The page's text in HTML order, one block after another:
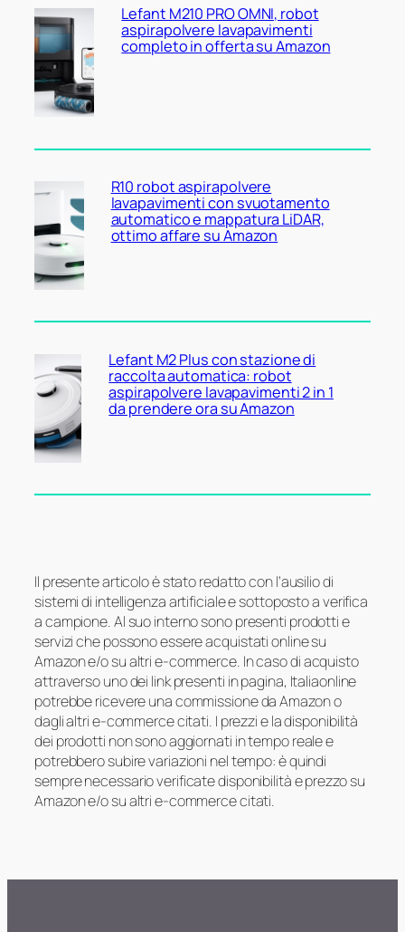
Lefant M210 PRO OMNI, robot
aspirapolvere lavapavimenti
completo in offerta su Amazon
R10 robot aspirapolvere
lavapavimenti con svuotamento
automatico e mappatura LiDAR,
ottimo affare su Amazon
Lefant M2 Plus con stazione di
raccolta automatica: robot
aspirapolvere lavapavimenti 2 in 1
da prendere ora su Amazon
Il presente articolo è stato redatto con l’ausilio di
sistemi di intelligenza artificiale e sottoposto a verifica
a campione. Al suo interno sono presenti prodotti e
servizi che possono essere acquistati online su
Amazon e/o su altri e-commerce. In caso di acquisto
attraverso uno dei link presenti in pagina, Italiaonline
potrebbe ricevere una commissione da Amazon o
dagli altri e-commerce citati. I prezzi e la disponibilità
dei prodotti non sono aggiornati in tempo reale e
potrebbero subire variazioni nel tempo: è quindi
sempre necessario verificate disponibilità e prezzo su
Amazon e/o su altri e-commerce citati.